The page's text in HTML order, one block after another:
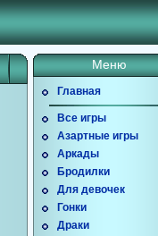
Меню
Главная
Все игры
Азартные игры
Аркады
Бродилки
Для девочек
Гонки
Драки